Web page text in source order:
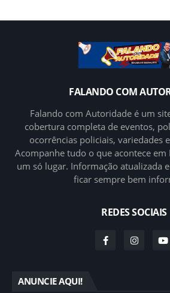
FALANDO COM
Falando com Autoridade é um
cobertura completa de eventos,
ocorrências policiais, variedades
Acompanhe tudo o que acontece em
um só lugar. Informação atualizada
ficar sempre bem
REDES SOCIAIS
ANUNCIE AQUI!